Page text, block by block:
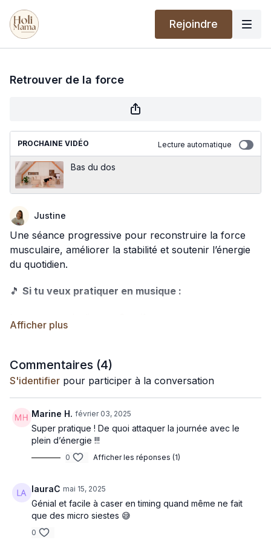
Rejoindre
Retrouver de la force
PROCHAINE VIDÉO Lecture automatique
Bas du dos
Justine
Une séance progressive pour reconstruire la force
musculaire, améliorer la stabilité et soutenir l’énergie
du quotidien.
🎵 Si tu veux pratiquer en musique :
Lance cette playlist sur Deezer
Commentaires (4)
S'identifier pour participer à la conversation
Marine H. février 03, 2025
Super pratique ! De quoi attaquer la journée avec le
plein d’énergie !!!
0 Afficher les réponses (1)
lauraC mai 15, 2025
Génial et facile à caser en timing quand même ne fait
que des micro siestes 😅
0